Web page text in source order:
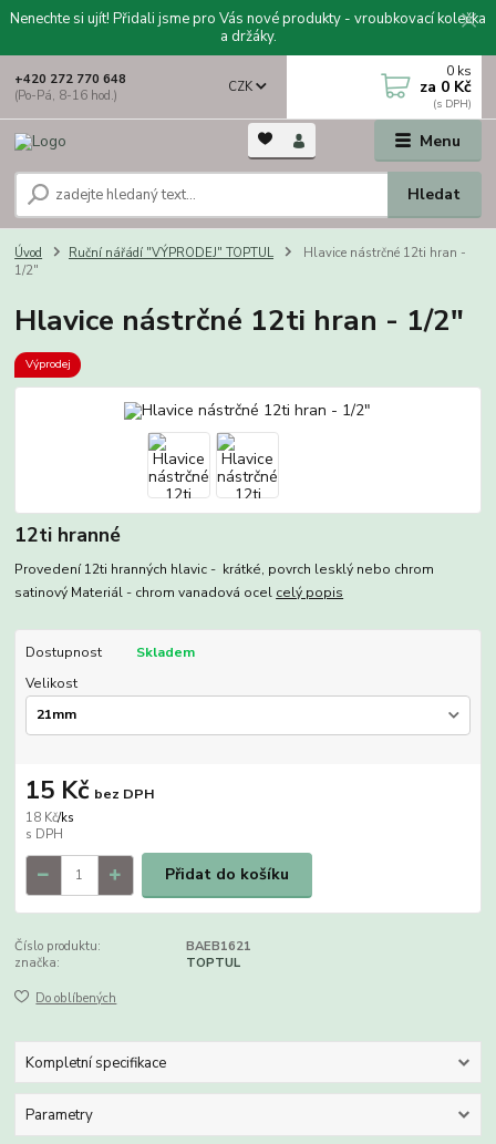
Nenechte si ujít! Přidali jsme pro Vás nové produkty - vroubkovací kolečka
a držáky.
Menu
CZK
Hledat
+420 272 770 648
(Po-Pá, 8-16 hod.)
0 ks
za 0 Kč
Úvod Ruční nářádí "VÝPRODEJ" TOPTUL
Hlavice nástrčné 12ti hran -
1/2"
Hlavice nástrčné 12ti hran - 1/2"
Výprodej
12ti hranné
Provedení 12ti hranných hlavic - krátké, povrch lesklý nebo chrom
satinový Materiál - chrom vanadová ocel celý popis
Dostupnost
Skladem
Velikost
18 Kč/ks
15 Kč bez DPH
Přidat do košíku
Číslo produktu:
BAEB1621
značka:
TOPTUL
Do oblíbených
Kompletní specifikace
Parametry